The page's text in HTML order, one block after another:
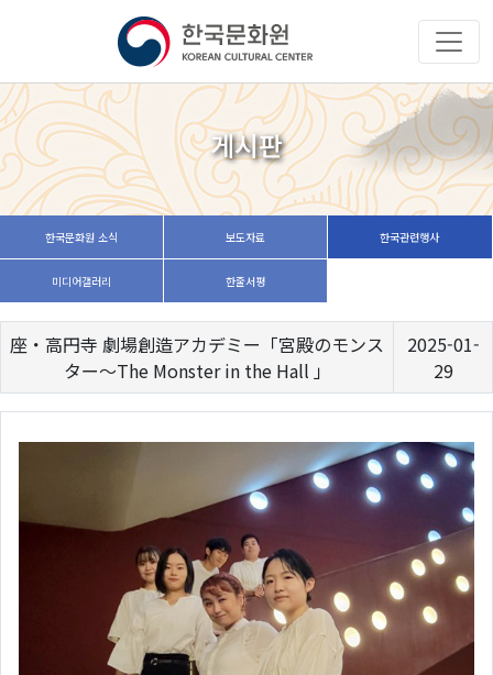
게시판
한국문화원 소식 보도자료 한국관련행사
미디어갤러리 한줄서평
座・高円寺 劇場創造アカデミー「宮殿のモンス
ター～The Monster in the Hall 」
2025-01-
29